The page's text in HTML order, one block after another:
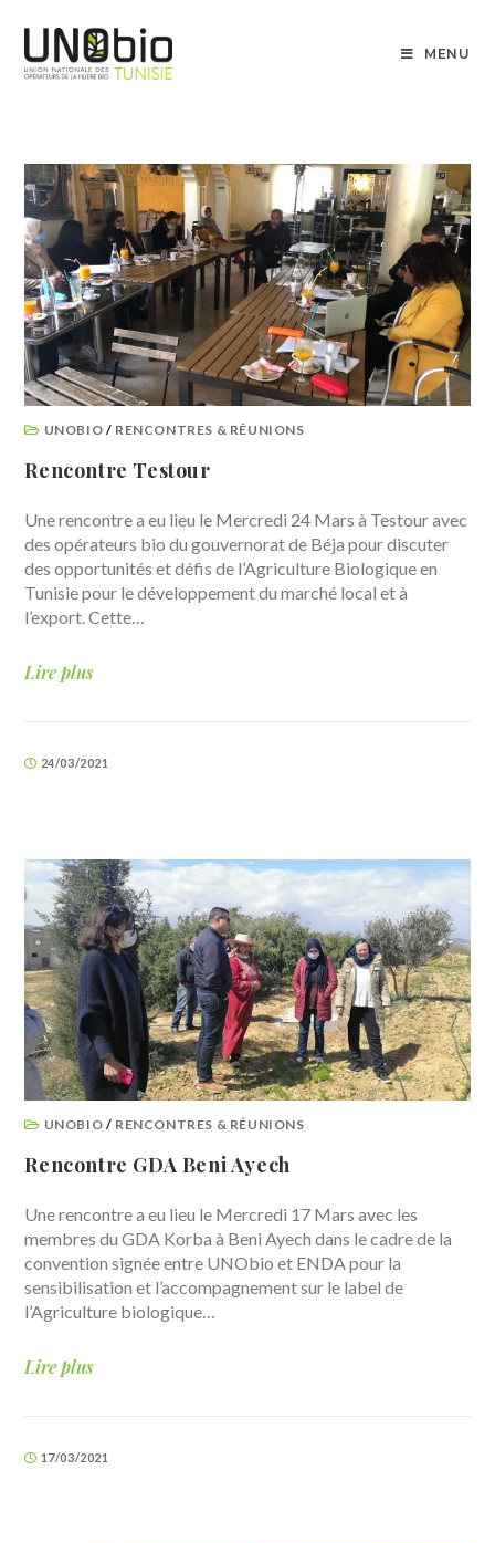
MENU
UNOBIO / RENCONTRES & RÉUNIONS
Rencontre Testour
Une rencontre a eu lieu le Mercredi 24 Mars à Testour avec
des opérateurs bio du gouvernorat de Béja pour discuter
des opportunités et défis de l’Agriculture Biologique en
Tunisie pour le développement du marché local et à
l’export. Cette…
Lire plus
24/03/2021
UNOBIO / RENCONTRES & RÉUNIONS
Rencontre GDA Beni Ayech
Une rencontre a eu lieu le Mercredi 17 Mars avec les
membres du GDA Korba à Beni Ayech dans le cadre de la
convention signée entre UNObio et ENDA pour la
sensibilisation et l’accompagnement sur le label de
l’Agriculture biologique…
Lire plus
17/03/2021